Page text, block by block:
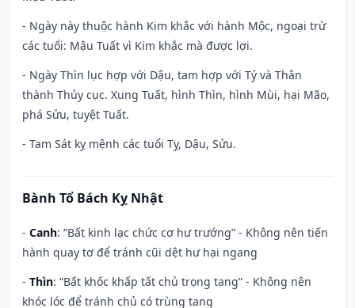
- Ngày này thuộc hành Kim khắc với hành Mộc, ngoại trừ
các tuổi: Mậu Tuất vì Kim khắc mà được lợi.
- Ngày Thìn lục hợp với Dậu, tam hợp với Tý và Thân
thành Thủy cục. Xung Tuất, hình Thìn, hình Mùi, hại Mão,
phá Sửu, tuyệt Tuất.
- Tam Sát kỵ mệnh các tuổi Tỵ, Dậu, Sửu.
Bành Tổ Bách Kỵ Nhật
- Canh: “Bất kinh lạc chức cơ hư trướng” - Không nên tiến
hành quay tơ để tránh cũi dệt hư hại ngang
- Thìn: “Bất khốc khấp tất chủ trọng tang” - Không nên
khóc lóc để tránh chủ có trùng tang